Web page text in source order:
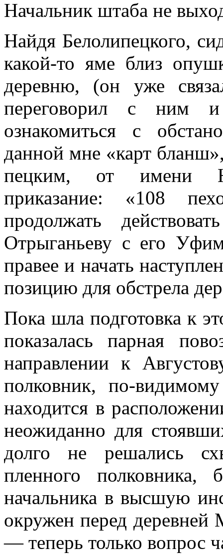
Начальник штаба не
Найдя Белолипецкого,
какой-то яме близ
деревню, (он уже
переговорил с ним
ознакомиться с
данной мне «карт
пецким, от имени
приказание: «108
продолжать
Отрыганьеву с его
правее и начать
позицию для обст­рела
Пока шла подготовка к
показалась парная
направлении к
полковник, по-
находится в
неожиданно для
долго не решались
пленного полковника,
начальника в высшую
окружен перед де­ревней
— те­перь только вопрос